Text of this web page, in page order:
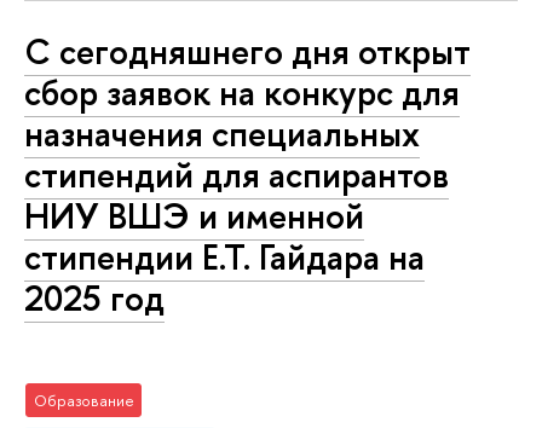
С сегодняшнего дня открыт
сбор заявок на конкурс для
назначения специальных
стипендий для аспирантов
НИУ ВШЭ и именной
стипендии Е.Т. Гайдара на
2025 год
Образование